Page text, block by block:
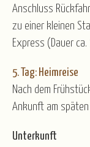
Anschluss
zu einer kleinen
Express (Dauer
5. Tag: Heimreise
Nach dem
Ankunft am späten
Unterkunft